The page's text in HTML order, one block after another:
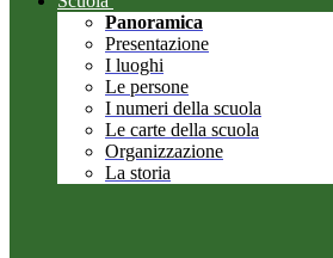
Panoramica
Presentazione
I luoghi
Le persone
I numeri della scuola
Le carte della scuola
Organizzazione
La storia